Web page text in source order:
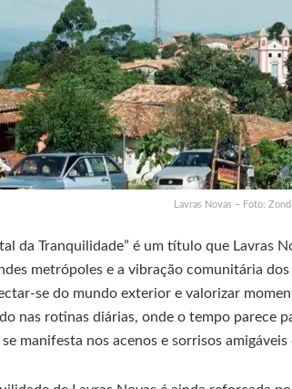
Lavras Novas – Foto:
da Tranquilidade” é um título que Lavras
metrópoles e a vibração comunitária
se do mundo exterior e valorizar
nas rotinas diárias, onde o tempo parece
manifesta nos acenos e sorrisos